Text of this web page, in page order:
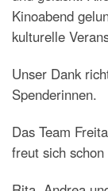
Kinoabend
kulturelle
Unser Dank
Spenderinnen.
Das Team
freut sich